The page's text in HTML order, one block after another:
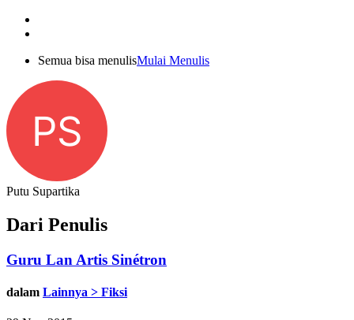
Semua bisa menulisMulai Menulis
PS
Putu Supartika
Dari Penulis
Guru Lan Artis Sinétron
dalam Lainnya > Fiksi